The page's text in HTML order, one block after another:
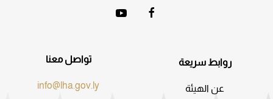
روابط سريعة
عن الهيئة
تواصل معنا
info@lha.gov.ly